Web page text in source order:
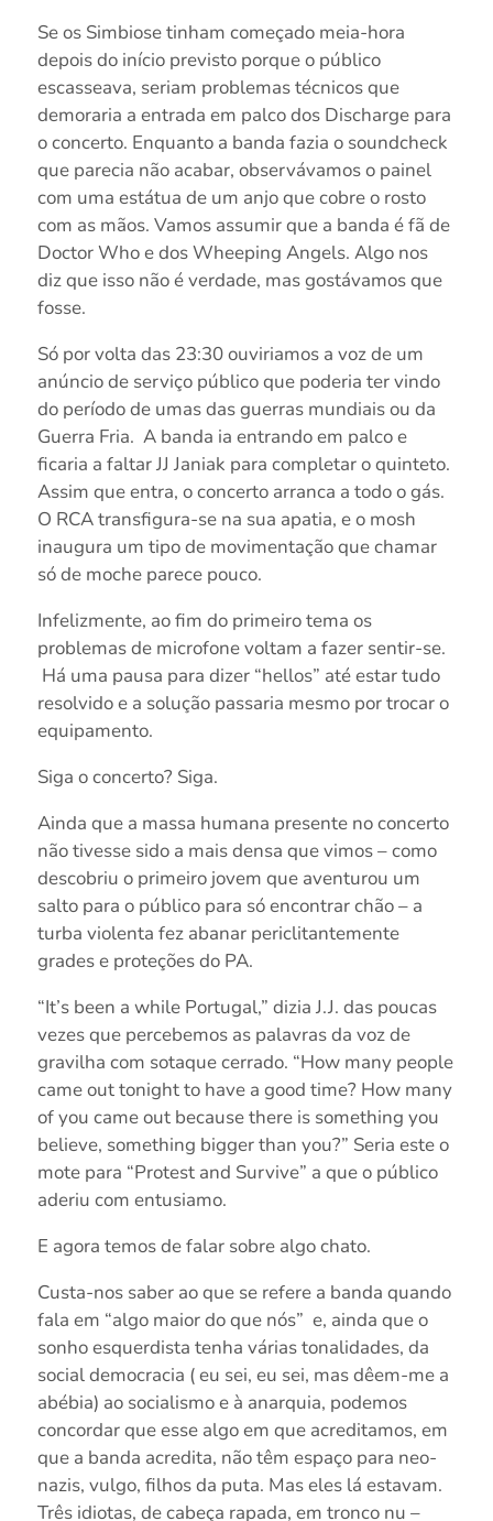
Se os Simbiose tinham começado meia-hora
depois do início previsto porque o público
escasseava, seriam problemas técnicos que
demoraria a entrada em palco dos Discharge para
o concerto. Enquanto a banda fazia o soundcheck
que parecia não acabar, observávamos o painel
com uma estátua de um anjo que cobre o rosto
com as mãos. Vamos assumir que a banda é fã de
Doctor Who e dos Wheeping Angels. Algo nos
diz que isso não é verdade, mas gostávamos que
fosse.
Só por volta das 23:30 ouviriamos a voz de um
anúncio de serviço público que poderia ter vindo
do período de umas das guerras mundiais ou da
Guerra Fria. A banda ia entrando em palco e
ficaria a faltar JJ Janiak para completar o quinteto.
Assim que entra, o concerto arranca a todo o gás.
O RCA transfigura-se na sua apatia, e o mosh
inaugura um tipo de movimentação que chamar
só de moche parece pouco.
Infelizmente, ao fim do primeiro tema os
problemas de microfone voltam a fazer sentir-se.
Há uma pausa para dizer “hellos” até estar tudo
resolvido e a solução passaria mesmo por trocar o
equipamento.
Siga o concerto? Siga.
Ainda que a massa humana presente no concerto
não tivesse sido a mais densa que vimos – como
descobriu o primeiro jovem que aventurou um
salto para o público para só encontrar chão – a
turba violenta fez abanar periclitantemente
grades e proteções do PA.
“It’s been a while Portugal,” dizia J.J. das poucas
vezes que percebemos as palavras da voz de
gravilha com sotaque cerrado. “How many people
came out tonight to have a good time? How many
of you came out because there is something you
believe, something bigger than you?” Seria este o
mote para “Protest and Survive” a que o público
aderiu com entusiamo.
E agora temos de falar sobre algo chato.
Custa-nos saber ao que se refere a banda quando
fala em “algo maior do que nós” e, ainda que o
sonho esquerdista tenha várias tonalidades, da
social democracia ( eu sei, eu sei, mas dêem-me a
abébia) ao socialismo e à anarquia, podemos
concordar que esse algo em que acreditamos, em
que a banda acredita, não têm espaço para neo-
nazis, vulgo, filhos da puta. Mas eles lá estavam.
Três idiotas, de cabeça rapada, em tronco nu –